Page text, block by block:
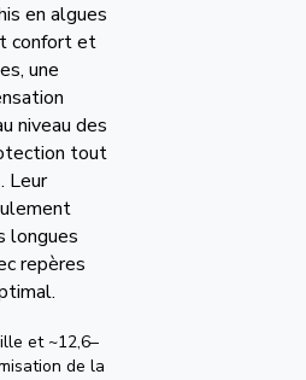
en algues
confort et
une
niveau des
tout
Leur
longues
repères
et ~12,6–
de la